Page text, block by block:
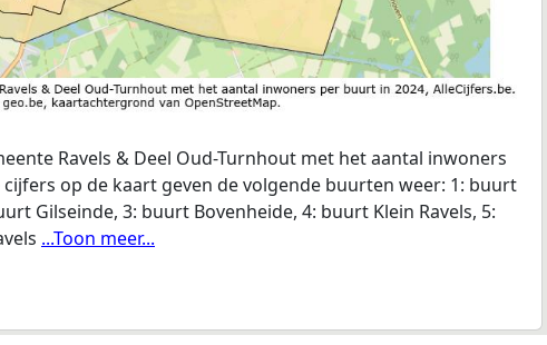
Ravels & Deel Oud-Turnhout met het aantal inwoners
op de kaart geven de volgende buurten weer: 1: buurt
Gilseinde, 3: buurt Bovenheide, 4: buurt Klein Ravels, 5:
...Toon meer...